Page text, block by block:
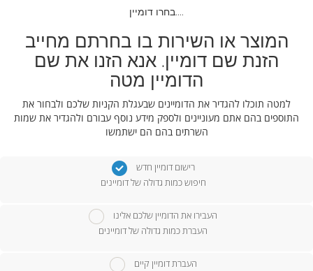
בחרו דומיין....
המוצר או השירות בו בחרתם מחייב
הזנת שם דומיין. אנא הזנו את שם
הדומיין מטה
למטה תוכלו להגדיר את הדומיינים שבעגלת הקניות שלכם ולבחור את
התוספים בהם אתם מעוניינים ולספק מידע נוסף עבורם ולהגדיר את שמות
השרתים בהם הם ישתמשו
רישום דומיין חדש
חיפוש כמות גדולה של דומיינים
העבירו את הדומיין שלכם אלינו
העברת כמות גדולה של דומיינים
העברת דומיין קיים